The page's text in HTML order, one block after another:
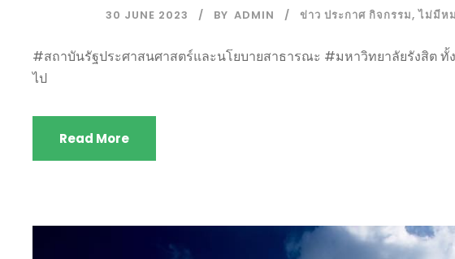
30 JUNE 2023 BY ADMIN ข่าว ประกาศ กิจกรรม, ไม่มีห
#สถาบันรัฐประศาสนศาสตร์และนโยบายสาธารณะ #มหาวิทยาลัยรังสิต ทั้
ไป
Read More